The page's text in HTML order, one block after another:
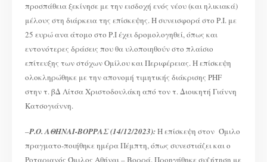
προσπάθεια ξεκίνησε με την εισδοχή ενός νέου (και ηλικιακά)
μέλους στη διάρκεια της επίσκεψης. Η συνεισφορά στο Ρ.Ι. με
25 ευρώ ανα άτομο στο Ρ.Ι έχει δρομολογηθεί, όπως και
εντονότερες δράσεις που θα υλοποιηθούν στο πλαίσιο
επίτευξης των στόχων Ομίλου και Περιφέρειας. Η επίσκεψη
ολοκληρώθηκε με την απονομή τιμητικής διάκρισης PHF
στην τ. βΔ Λίτσα Χριστοδουλάκη από τον τ. Διοικητή Γιάννη
Κατσογιάννη.
–Ρ.Ο. ΑΘΗΝΑΙ-ΒΟΡΡΑΣ (14/12/2023):H επίσκεψη στον Όμιλο
πραγματο-ποιήθηκε ημέρα Πέμπτη, όπως συνεστιάζει και ο
Ροταριανός Όμιλος Αθήναι – Βορρά. Προηγήθηκε συζήτηση με